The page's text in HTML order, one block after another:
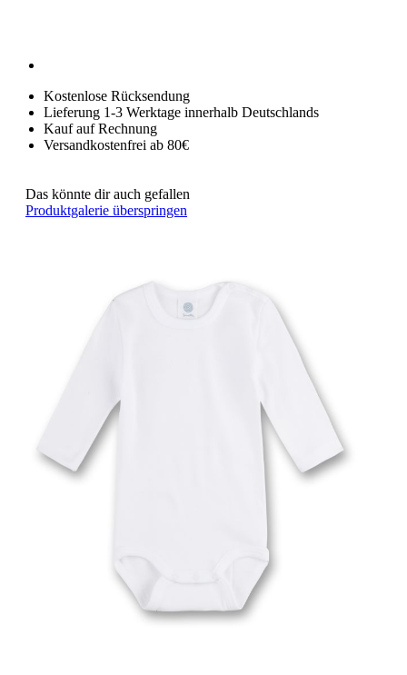
Kostenlose Rücksendung
Lieferung 1-3 Werktage innerhalb Deutschlands
Kauf auf Rechnung
Versandkostenfrei ab 80€
Das könnte dir auch gefallen
Produktgalerie überspringen